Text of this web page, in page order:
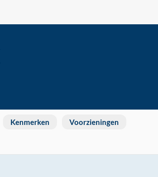
Kenmerken Voorzieningen